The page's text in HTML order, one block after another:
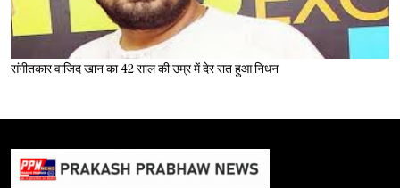
संगीतकार वाजिद खान का 42 साल की उम्र में देर रात हुआ निधन